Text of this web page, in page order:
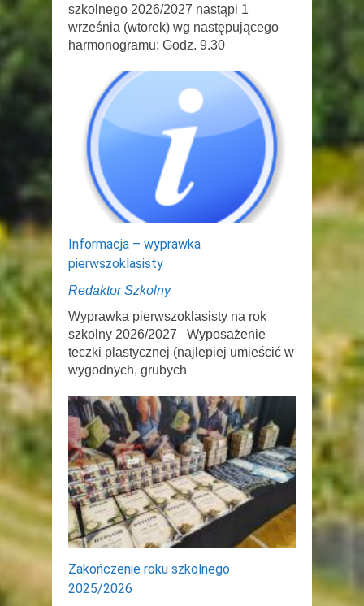
szkolnego 2026/2027 nastąpi 1
września (wtorek) wg następującego
harmonogramu: Godz. 9.30
Informacja – wyprawka
pierwszoklasisty
Redaktor Szkolny
Wyprawka pierwszoklasisty na rok
szkolny 2026/2027 Wyposażenie
teczki plastycznej (najlepiej umieścić w
wygodnych, grubych
Zakończenie roku szkolnego
2025/2026